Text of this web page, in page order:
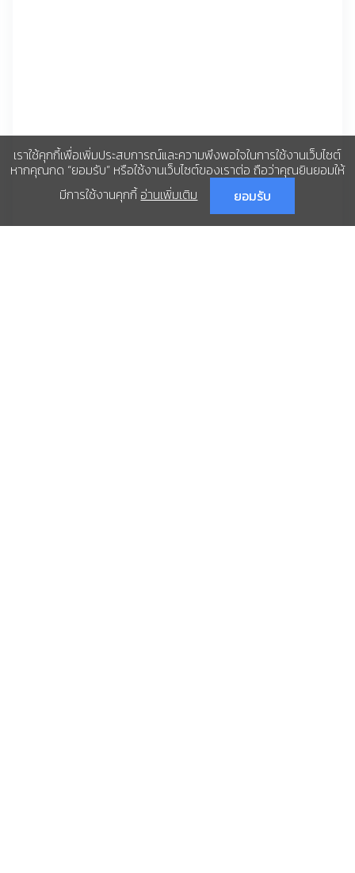
เราใช้คุกกี้เพื่อเพิ่มประสบการณ์และความพึงพอใจในการใช้งานเว็บไซต์
หากคุณกด “ยอมรับ” หรือใช้งานเว็บไซต์ของเราต่อ ถือว่าคุณยินยอมให้
มีการใช้งานคุกกี้อ่านเพิ่มเติม ยอมรับ